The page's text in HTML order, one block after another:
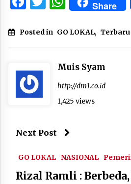
Share
Posted in GO LOKAL, Terbaru
Muis Syam
http://dm1.co.id
1,425 views
Next Post
GO LOKAL NASIONAL
Rizal Ramli :